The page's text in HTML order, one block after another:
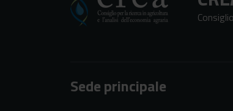
Sede principale